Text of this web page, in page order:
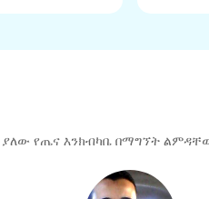
የጤና እንክብካቤ በማግኘት